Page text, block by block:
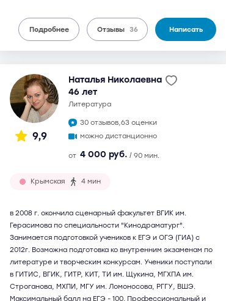
Подробнее Отзывы 36 Написать
9,9
Наталья Николаевна
46 лет
литература
30 отзывов,63 оценки
можно дистанционно
от 4 000 руб. / 90 мин.
Крымская 4 мин
в 2008 г. окончила сценарный факультет ВГИК им.
Герасимова по специальности "Кинодраматург".
Занимается подготовкой учеников к ЕГЭ и ОГЭ (ГИА) с
2012г. Возможна подготовка ко внутренним экзаменам по
литературе и творческим конкурсам. Ученики поступали
в ГИТИС, ВГИК, ГИТР, КИТ, ТИ им. Щукина, МГХПА им.
Строганова, МХПИ, МГУ им. Ломоносова, РГГУ, ВШЭ.
Максимальный балл на ЕГЭ - 100. Профессиональный и